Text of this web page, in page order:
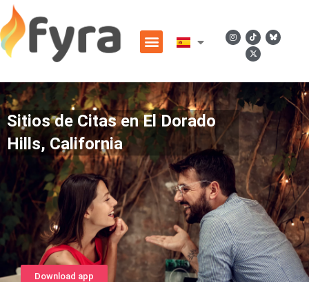
Sitios de Citas en El Dorado
Hills, California
Download app